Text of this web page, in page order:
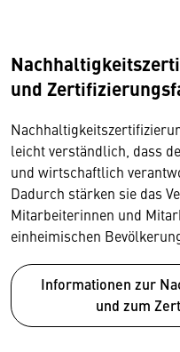
und
leicht verständlich, dass
und wirtschaftlich
Dadurch stärken sie das
Mitarbeiterinnen und
einheimischen
Informationen zur
und zum